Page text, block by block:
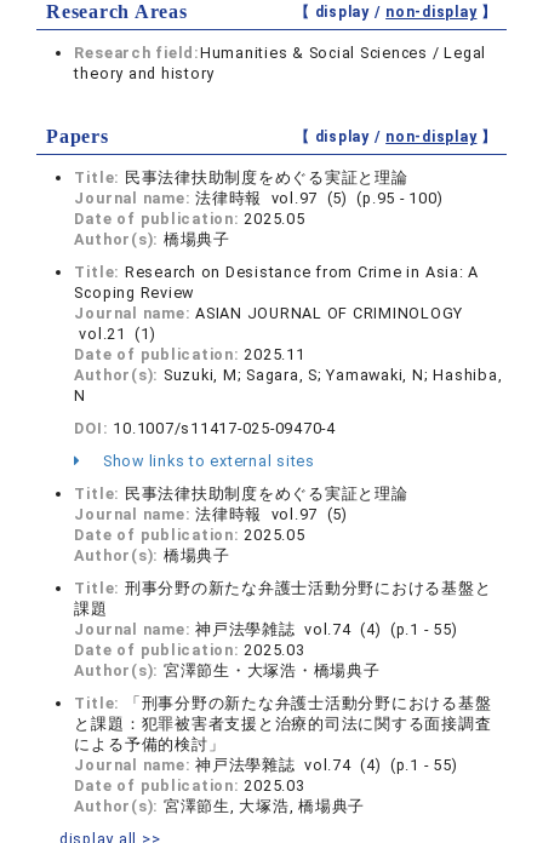
Research Areas 【 display / non-display】
Research field:Humanities & Social Sciences / Legal
theory and history
Papers 【 display / non-display】
Title: 民事法律扶助制度をめぐる実証と理論
Journal name:法律時報 vol.97 (5) (p.95 - 100)
Date of publication:2025.05
Author(s): 橋場典子
Title: Research on Desistance from Crime in Asia: A
Scoping Review
Journal name:ASIAN JOURNAL OF CRIMINOLOGY
vol.21 (1)
Date of publication:2025.11
Author(s): Suzuki, M; Sagara, S; Yamawaki, N; Hashiba,
N
DOI: 10.1007/s11417-025-09470-4
Show links to external sites
Title: 民事法律扶助制度をめぐる実証と理論
Journal name:法律時報 vol.97 (5)
Date of publication:2025.05
Author(s): 橋場典子
Title: 刑事分野の新たな弁護士活動分野における基盤と
課題
Journal name:神戸法學雑誌 vol.74 (4) (p.1 - 55)
Date of publication:2025.03
Author(s): 宮澤節生・大塚浩・橋場典子
Title:
「刑事分野の新たな弁護士活動分野における基盤
と課題：犯罪被害者支援と治療的司法に関する面接調査
による予備的検討」
Journal name:神戸法學雜誌 vol.74 (4) (p.1 - 55)
Date of publication:2025.03
Author(s): 宮澤節生, 大塚浩, 橋場典子
display all >>